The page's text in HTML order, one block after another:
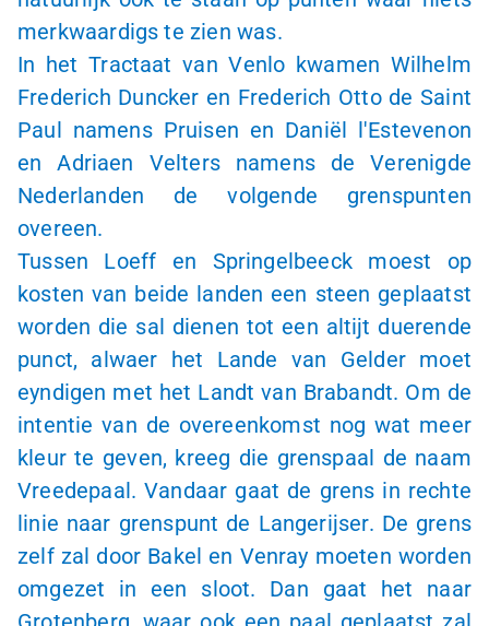
merkwaardigs te zien was.
In het Tractaat van Venlo kwamen Wilhelm
Frederich Duncker en Frederich Otto de Saint
Paul namens Pruisen en Daniël l'Estevenon
en Adriaen Velters namens de Verenigde
Nederlanden de volgende grenspunten
overeen.
Tussen Loeff en Springelbeeck moest op
kosten van beide landen een steen geplaatst
worden die sal dienen tot een altijt duerende
punct, alwaer het Lande van Gelder moet
eyndigen met het Landt van Brabandt. Om de
intentie van de overeenkomst nog wat meer
kleur te geven, kreeg die grenspaal de naam
Vreedepaal. Vandaar gaat de grens in rechte
linie naar grenspunt de Langerijser. De grens
zelf zal door Bakel en Venray moeten worden
omgezet in een sloot. Dan gaat het naar